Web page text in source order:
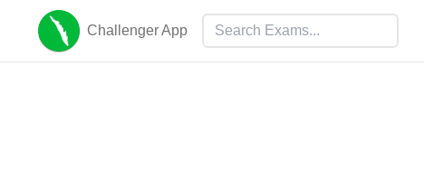
Challenger App